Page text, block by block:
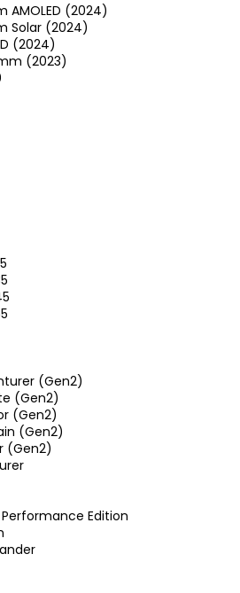
AMOLED (2024)
Solar (2024)
(2024)
(2023)
(Gen2)
(Gen2)
(Gen2)
(Gen2)
(Gen2)
Edition